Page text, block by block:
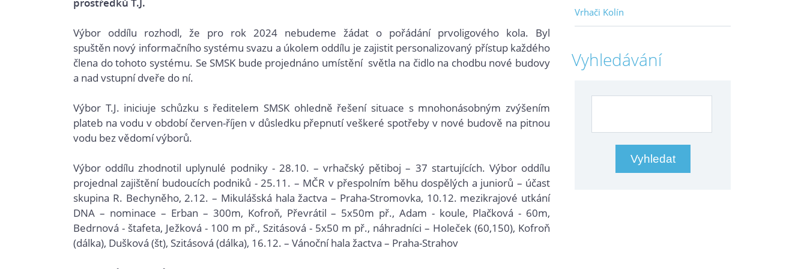
Vrhači Kolín
Vyhledávání
Výbor oddílu rozhodl, že pro rok 2024 nebudeme žádat o pořádání prvoligového kola. Byl
spuštěn nový informačního systému svazu a úkolem oddílu je zajistit personalizovaný přístup každého
člena do tohoto systému. Se SMSK bude projednáno umístění světla na čidlo na chodbu nové budovy
a nad vstupní dveře do ní.
Výbor T.J. iniciuje schůzku s ředitelem SMSK ohledně řešení situace s mnohonásobným zvýšením
plateb na vodu v období červen-říjen v důsledku přepnutí veškeré spotřeby v nové budově na pitnou
vodu bez vědomí výborů.
Výbor oddílu zhodnotil uplynulé podniky - 28.10. – vrhačský pětiboj – 37 startujících. Výbor oddílu
projednal zajištění budoucích podniků - 25.11. – MČR v přespolním běhu dospělých a juniorů – účast
skupina R. Bechyněho, 2.12. – Mikulášská hala žactva – Praha-Stromovka, 10.12. mezikrajové utkání
DNA – nominace – Erban – 300m, Kofroň, Převrátil – 5x50m př., Adam - koule, Plačková - 60m,
Bedrnová - štafeta, Ježková - 100 m př., Szitásová - 5x50 m př., náhradníci – Holeček (60,150), Kofroň
(dálka), Dušková (št), Szitásová (dálka), 16.12. – Vánoční hala žactva – Praha-Strahov